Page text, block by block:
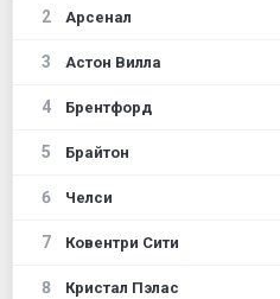
2 Арсенал
3 Астон Вилла
4 Брентфорд
5 Брайтон
6 Челси
7 Ковентри Сити
8 Кристал Пэлас